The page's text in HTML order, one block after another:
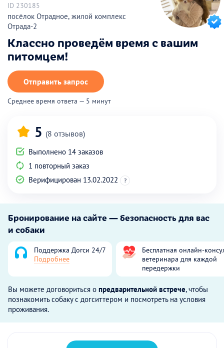
ID 230185
посёлок Отрадное, жилой комплекс
Отрада-2
Классно проведём время с вашим
питомцем!
Отправить запрос
Среднее время ответа — 5 минут
5 (8 отзывов)
Выполнено 14 заказов
1 повторный заказ
Верифицирован 13.02.2022
?
Бронирование на сайте — безопасность для вас
и собаки
Поддержка Догси 24/7
Подробнее
Бесплатная онлайн-
ветеринара для каждой
передержки
Вы можете договориться о предварительной встрече, чтобы
познакомить собаку с догситтером и посмотреть на условия
проживания.